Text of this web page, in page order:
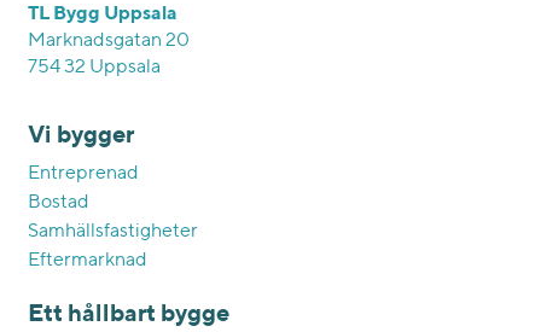
TL Bygg Uppsala
Marknadsgatan 20
754 32 Uppsala
Vi bygger
Entreprenad
Bostad
Samhällsfastigheter
Eftermarknad
Ett hållbart bygge